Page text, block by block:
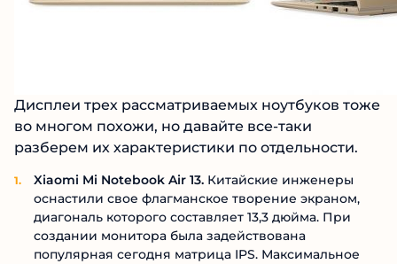
Дисплеи трех рассматриваемых ноутбуков тоже
во многом похожи, но давайте все-таки
разберем их характеристики по отдельности.
Xiaomi Mi Notebook Air 13. Китайские инженеры
оснастили свое флагманское творение экраном,
диагональ которого составляет 13,3 дюйма. При
создании монитора была задействована
популярная сегодня матрица IPS. Максимальное